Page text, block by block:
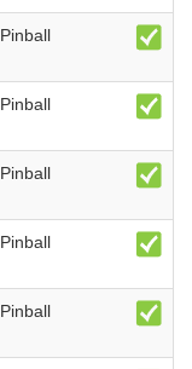
Pinball
Pinball
Pinball
Pinball
Pinball